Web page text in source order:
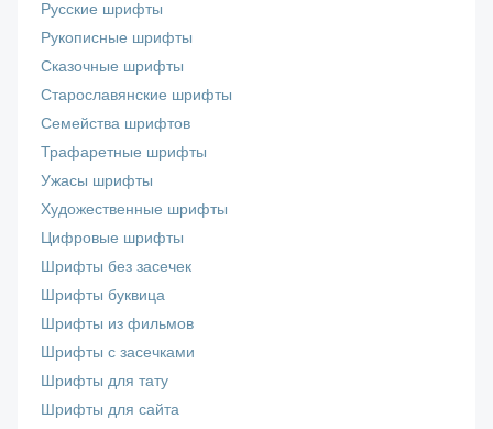
Русские шрифты
Рукописные шрифты
Сказочные шрифты
Старославянские шрифты
Семейства шрифтов
Трафаретные шрифты
Ужасы шрифты
Художественные шрифты
Цифровые шрифты
Шрифты без засечек
Шрифты буквица
Шрифты из фильмов
Шрифты с засечками
Шрифты для тату
Шрифты для сайта